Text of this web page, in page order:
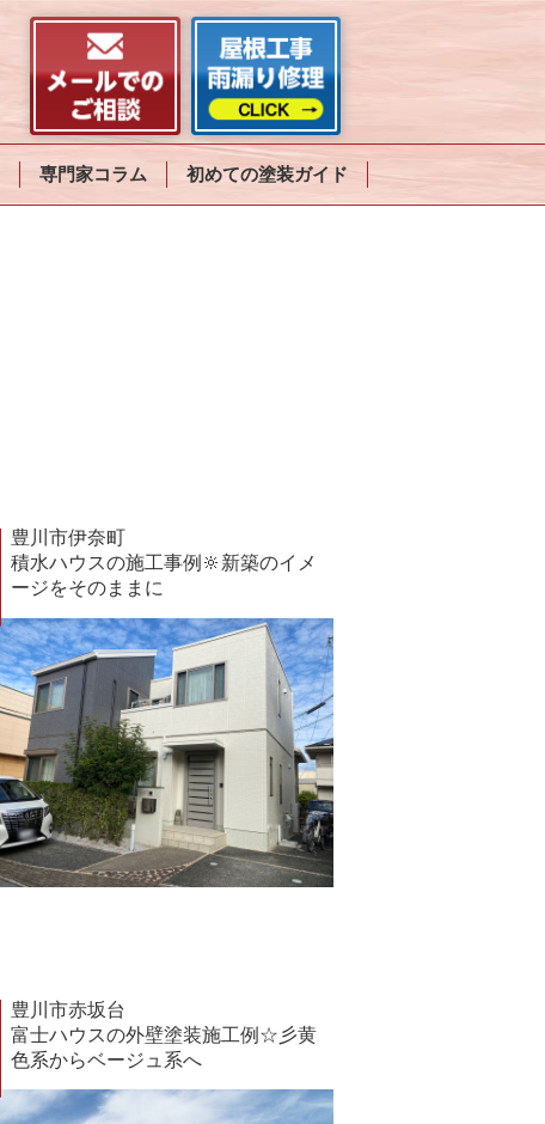
専門家コラム 初めての塗装ガイド
豊川市伊奈町
積水ハウスの施工事例🔆新築のイメ
ージをそのままに
豊川市赤坂台
富士ハウスの外壁塗装施工例☆彡黄
色系からベージュ系へ